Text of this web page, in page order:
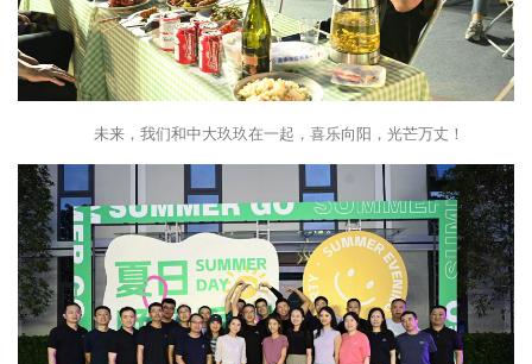
未来，我们和中大玖玖在一起，喜乐向阳，光芒万丈！